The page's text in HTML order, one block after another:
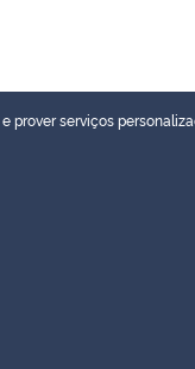
prover serviços